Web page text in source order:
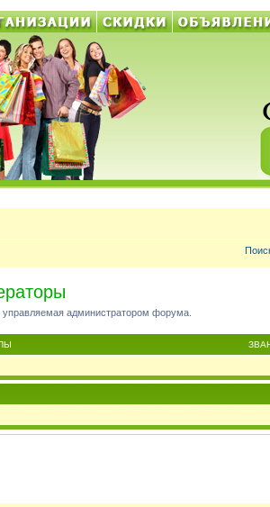
управляемая администратором форума.